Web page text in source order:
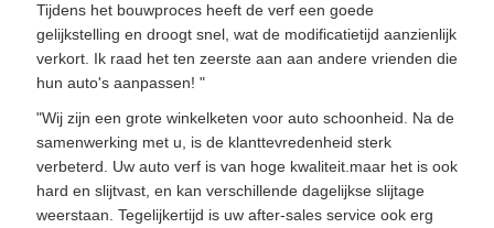
Tijdens het bouwproces heeft de verf een goede
gelijkstelling en droogt snel, wat de modificatietijd aanzienlijk
verkort. Ik raad het ten zeerste aan aan andere vrienden die
hun auto's aanpassen! "
"Wij zijn een grote winkelketen voor auto schoonheid. Na de
samenwerking met u, is de klanttevredenheid sterk
verbeterd. Uw auto verf is van hoge kwaliteit.maar het is ook
hard en slijtvast, en kan verschillende dagelijkse slijtage
weerstaan. Tegelijkertijd is uw after-sales service ook erg